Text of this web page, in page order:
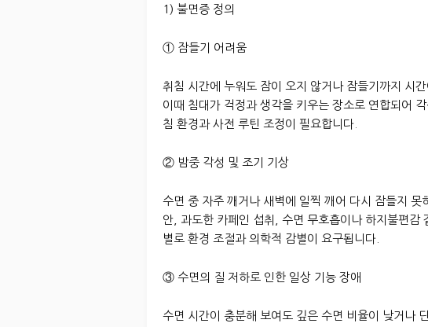
1) 불면증 정의
① 잠들기 어려움
취침 시간에 누워도 잠이 오지 않거나 잠들기까지 시
이때 침대가 걱정과 생각을 키우는 장소로 연합되어
침 환경과 사전 루틴 조정이 필요합니다.
② 밤중 각성 및 조기 기상
수면 중 자주 깨거나 새벽에 일찍 깨어 다시 잠들지
안, 과도한 카페인 섭취, 수면 무호흡이나 하지불편감
별로 환경 조절과 의학적 감별이 요구됩니다.
③ 수면의 질 저하로 인한 일상 기능 장애
수면 시간이 충분해 보여도 깊은 수면 비율이 낮거나